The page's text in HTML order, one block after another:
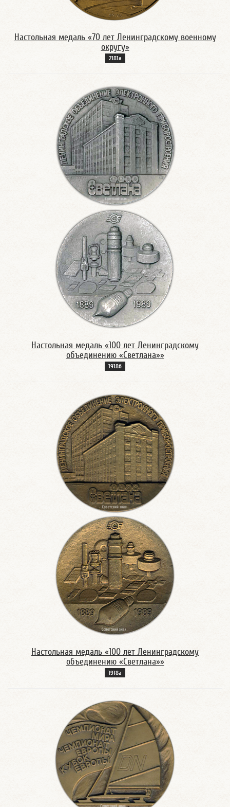
Настольная медаль «70 лет Ленинградскому военному
округу»
2181а
Настольная медаль «100 лет Ленинградскому
объединению «Светлана»»
1918б
Настольная медаль «100 лет Ленинградскому
объединению «Светлана»»
1918а